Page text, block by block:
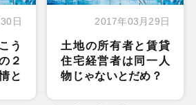
日
う
２
と
2017年03月29日
土地の所有者と賃貸
住宅経営者は同一人
物じゃないとだめ？